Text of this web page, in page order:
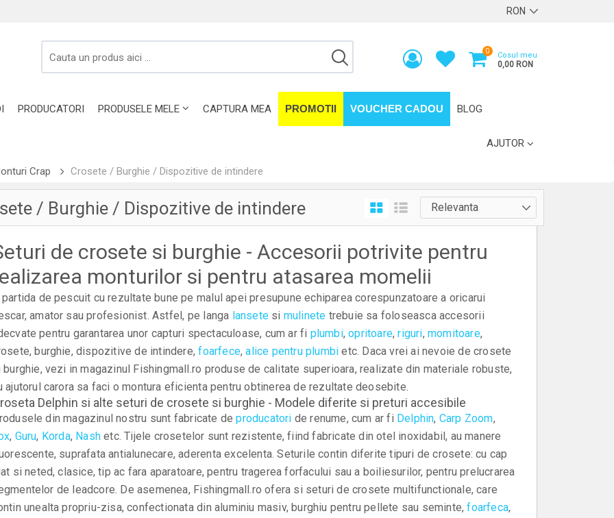
0 Cosul meu
0,00 RON
PRODUCATORI PRODUSELE MELE CAPTURA MEA PROMOTII VOUCHER CADOU BLOG
AJUTOR
Crap Crosete / Burghie / Dispozitive de intindere
/ Burghie / Dispozitive de intindere
de crosete si burghie - Accesorii potrivite pentru
monturilor si pentru atasarea momelii
partida de pescuit cu rezultate bune pe malul apei presupune echiparea corespunzatoare a oricarui
amator sau profesionist. Astfel, pe langa lansetesi mulinete trebuie sa foloseasca accesorii
pentru garantarea unor capturi spectaculoase, cum ar fi plumbi,opritoare,riguri, momitoare,
burghie, dispozitive de intindere,foarfece,alice pentru plumbi etc. Daca vrei ai nevoie de crosete
burghie, vezi in magazinul Fishingmall.ro produse de calitate superioara, realizate din materiale robuste,
ajutorul carora sa faci o montura eficienta pentru obtinerea de rezultate deosebite.
Delphin si alte seturi de crosete si burghie - Modele diferite si preturi accesibile
din magazinul nostru sunt fabricate de producatori de renume, cum ar fi Delphin, Carp Zoom,
, Guru, Korda, Nashetc. Tijele crosetelor sunt rezistente, fiind fabricate din otel inoxidabil, au manere
suprafata antialunecare, aderenta excelenta. Seturile contin diferite tipuri de crosete: cu cap
si neted, clasice, tip ac fara aparatoare, pentru tragerea forfacului sau a boiliesurilor, pentru prelucrarea
de leadcore. De asemenea, Fishingmall.ro ofera si seturi de crosete multifunctionale, care
unealta propriu-zisa, confectionata din aluminiu masiv, burghiu pentru pellete sau seminte,foarfeca,